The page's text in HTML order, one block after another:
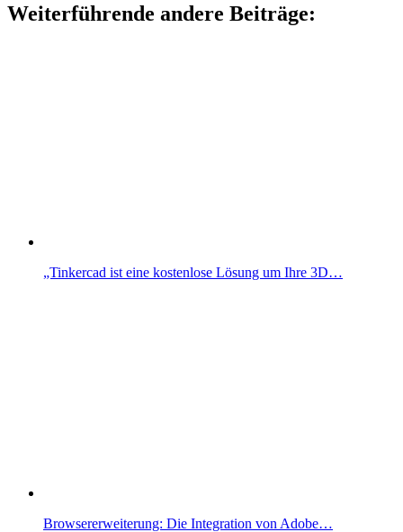
Weiterführende andere Beiträge:
„Tinkercad ist eine kostenlose Lösung um Ihre 3D…
Browsererweiterung: Die Integration von Adobe…